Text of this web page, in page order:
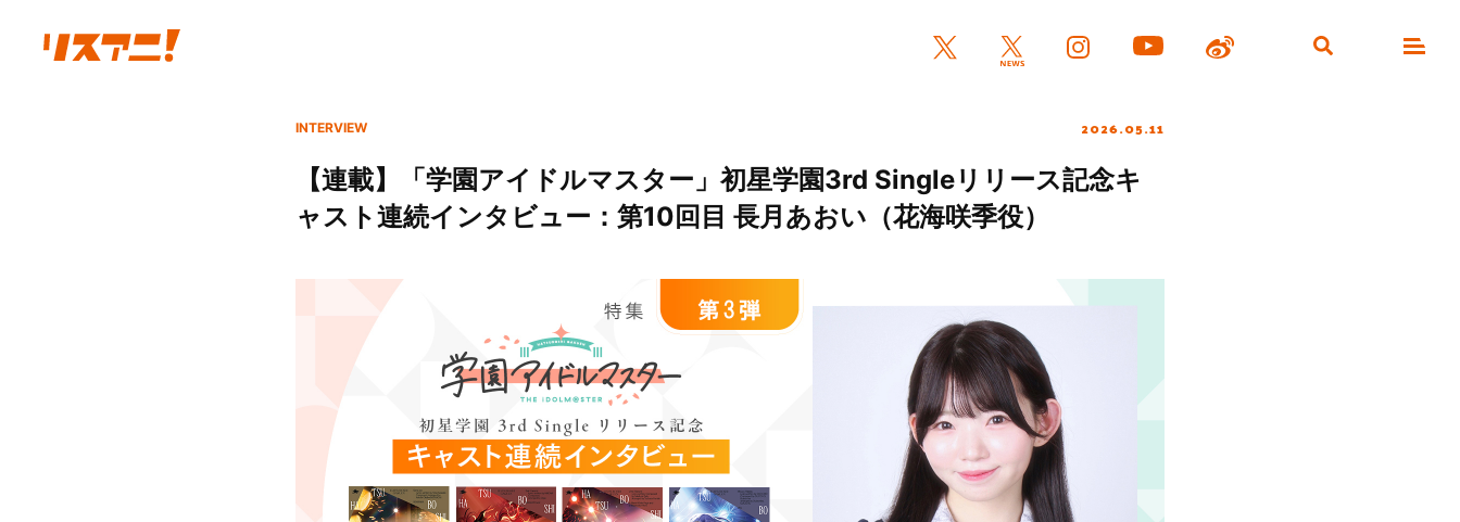
INTERVIEW 2026.05.11
【連載】「学園アイドルマスター」初星学園3rd Singleリリース記念キ
ャスト連続インタビュー：第10回目 長月あおい（花海咲季役）